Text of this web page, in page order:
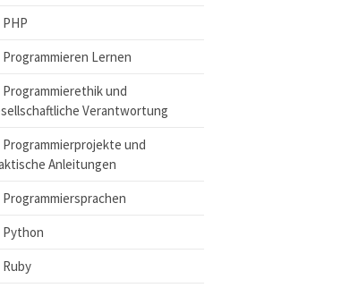
PHP
Programmieren Lernen
Programmierethik und
Verantwortung
Programmierprojekte und
Anleitungen
Programmiersprachen
Python
Ruby